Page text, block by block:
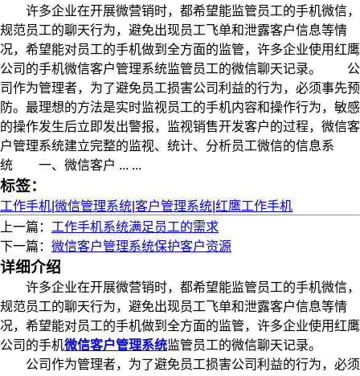
许多企业在开展微营销时，都希望能监管员工的手机微信，
规范员工的聊天行为，避免出现员工飞单和泄露客户信息等情
况，希望能对员工的手机做到全方面的监管，许多企业使用红鹰
公司的手机微信客户管理系统监管员工的微信聊天记录。 公
司作为管理者，为了避免员工损害公司利益的行为，必须事先预
防。最理想的方法是实时监视员工的手机内容和操作行为，敏感
的操作发生后立即发出警报，监视销售开发客户的过程，微信客
户管理系统建立完整的监视、统计、分析员工微信的信息系
统 一、微信客户 ... ...
标签：
工作手机 微信管理系统 客户管理系统 红鹰工作手机
上一篇： 工作手机系统满足员工的需求
下一篇： 微信客户管理系统保护客户资源
详细介绍
许多企业在开展微营销时，都希望能监管员工的手机微信，
规范员工的聊天行为，避免出现员工飞单和泄露客户信息等情
况，希望能对员工的手机做到全方面的监管，许多企业使用红鹰
公司的手机微信客户管理系统监管员工的微信聊天记录。
公司作为管理者，为了避免员工损害公司利益的行为，必须